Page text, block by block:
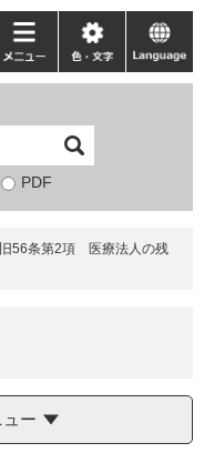
PDF
メ
色・
文
language
56条第2項 医療法人の残
ー